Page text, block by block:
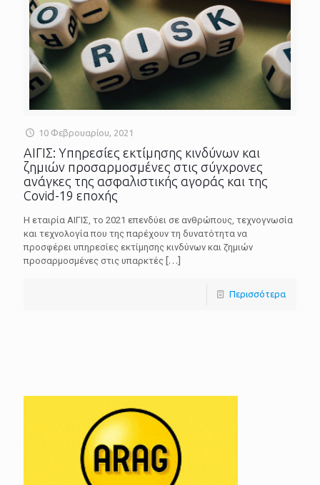
10 Φεβρουαρίου, 2021
ΑΙΓΙΣ: Υπηρεσίες εκτίμησης κινδύνων και
ζημιών προσαρμοσμένες στις σύγχρονες
ανάγκες της ασφαλιστικής αγοράς και της
Covid-19 εποχής
Η εταιρία ΑΙΓΙΣ, το 2021 επενδύει σε ανθρώπους, τεχνογνωσία
και τεχνολογία που της παρέχουν τη δυνατότητα να
προσφέρει υπηρεσίες εκτίμησης κινδύνων και ζημιών
προσαρμοσμένες στις υπαρκτές […]
Περισσότερα